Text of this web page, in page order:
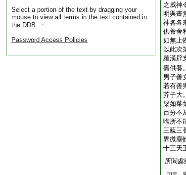
Select a portion of the text by dragging your
mouse to view all terms in the text contained in
the DDB. ・
Password Access Policies
之威神
明與晝
神各各
供養舍
如無上
以此次
羅漢辟
壽供養
男子善
若有善
芥子大
槃如菜
百分不
喩所不
三藐三
界微塵
十三天
所聞處